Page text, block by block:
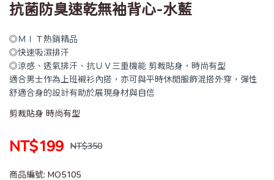
抗菌防臭速乾無袖背心-水藍
◎ＭＩＴ熱銷精品
◎快速吸濕排汗
◎涼感、透氣排汗、抗ＵＶ三重機能 剪裁貼身，時尚有型
適合男士作為上班襯衫內搭，亦可與平時休閒服飾混搭外穿，彈性
舒適合身的設計有助於展現身材與自信
剪裁貼身 時尚有型
NT$199 NT$350
商品編號: MO5105